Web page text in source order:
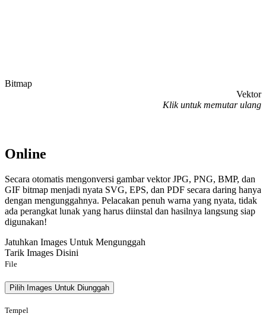
Bitmap
Vektor
Klik untuk memutar ulang
Online
Secara otomatis mengonversi gambar vektor JPG, PNG, BMP, dan
GIF bitmap menjadi nyata SVG, EPS, dan PDF secara daring hanya
dengan mengunggahnya. Pelacakan penuh warna yang nyata, tidak
ada perangkat lunak yang harus diinstal dan hasilnya langsung siap
digunakan!
Jatuhkan Images Untuk Mengunggah
Tarik Images Disini
File
Pilih Images Untuk Diunggah
Tempel